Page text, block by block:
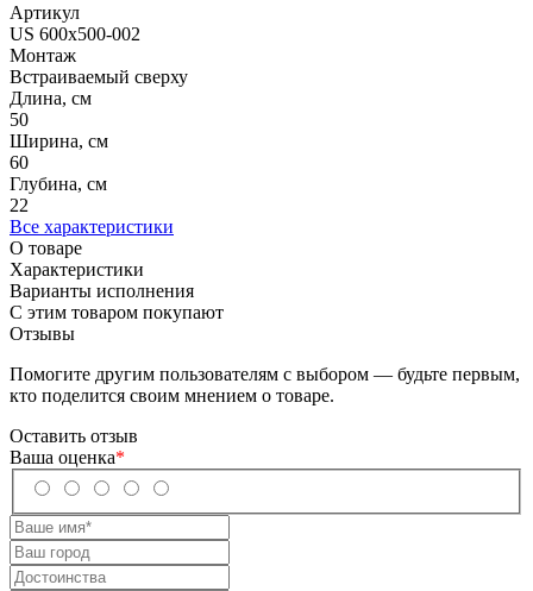
Артикул
US 600х500-002
Монтаж
Встраиваемый сверху
Длина, см
50
Ширина, см
60
Глубина, см
22
Все характеристики
О товаре
Характеристики
Варианты исполнения
С этим товаром покупают
Отзывы
Помогите другим пользователям с выбором — будьте первым,
кто поделится своим мнением о товаре.
Оставить отзыв
Ваша оценка*